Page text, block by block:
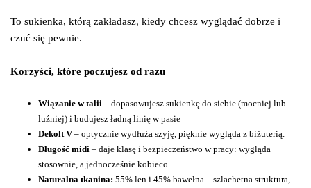
To sukienka, którą zakładasz, kiedy chcesz wyglądać dobrze i
czuć się pewnie.
Korzyści, które poczujesz od razu
Wiązanie w talii – dopasowujesz sukienkę do siebie (mocniej lub
luźniej) i budujesz ładną linię w pasie
Dekolt V– optycznie wydłuża szyję, pięknie wygląda z biżuterią.
Długość midi – daje klasę i bezpieczeństwo w pracy: wygląda
stosownie, a jednocześnie kobieco.
Naturalna tkanina: 55% len i 45% bawełna – szlachetna struktura,